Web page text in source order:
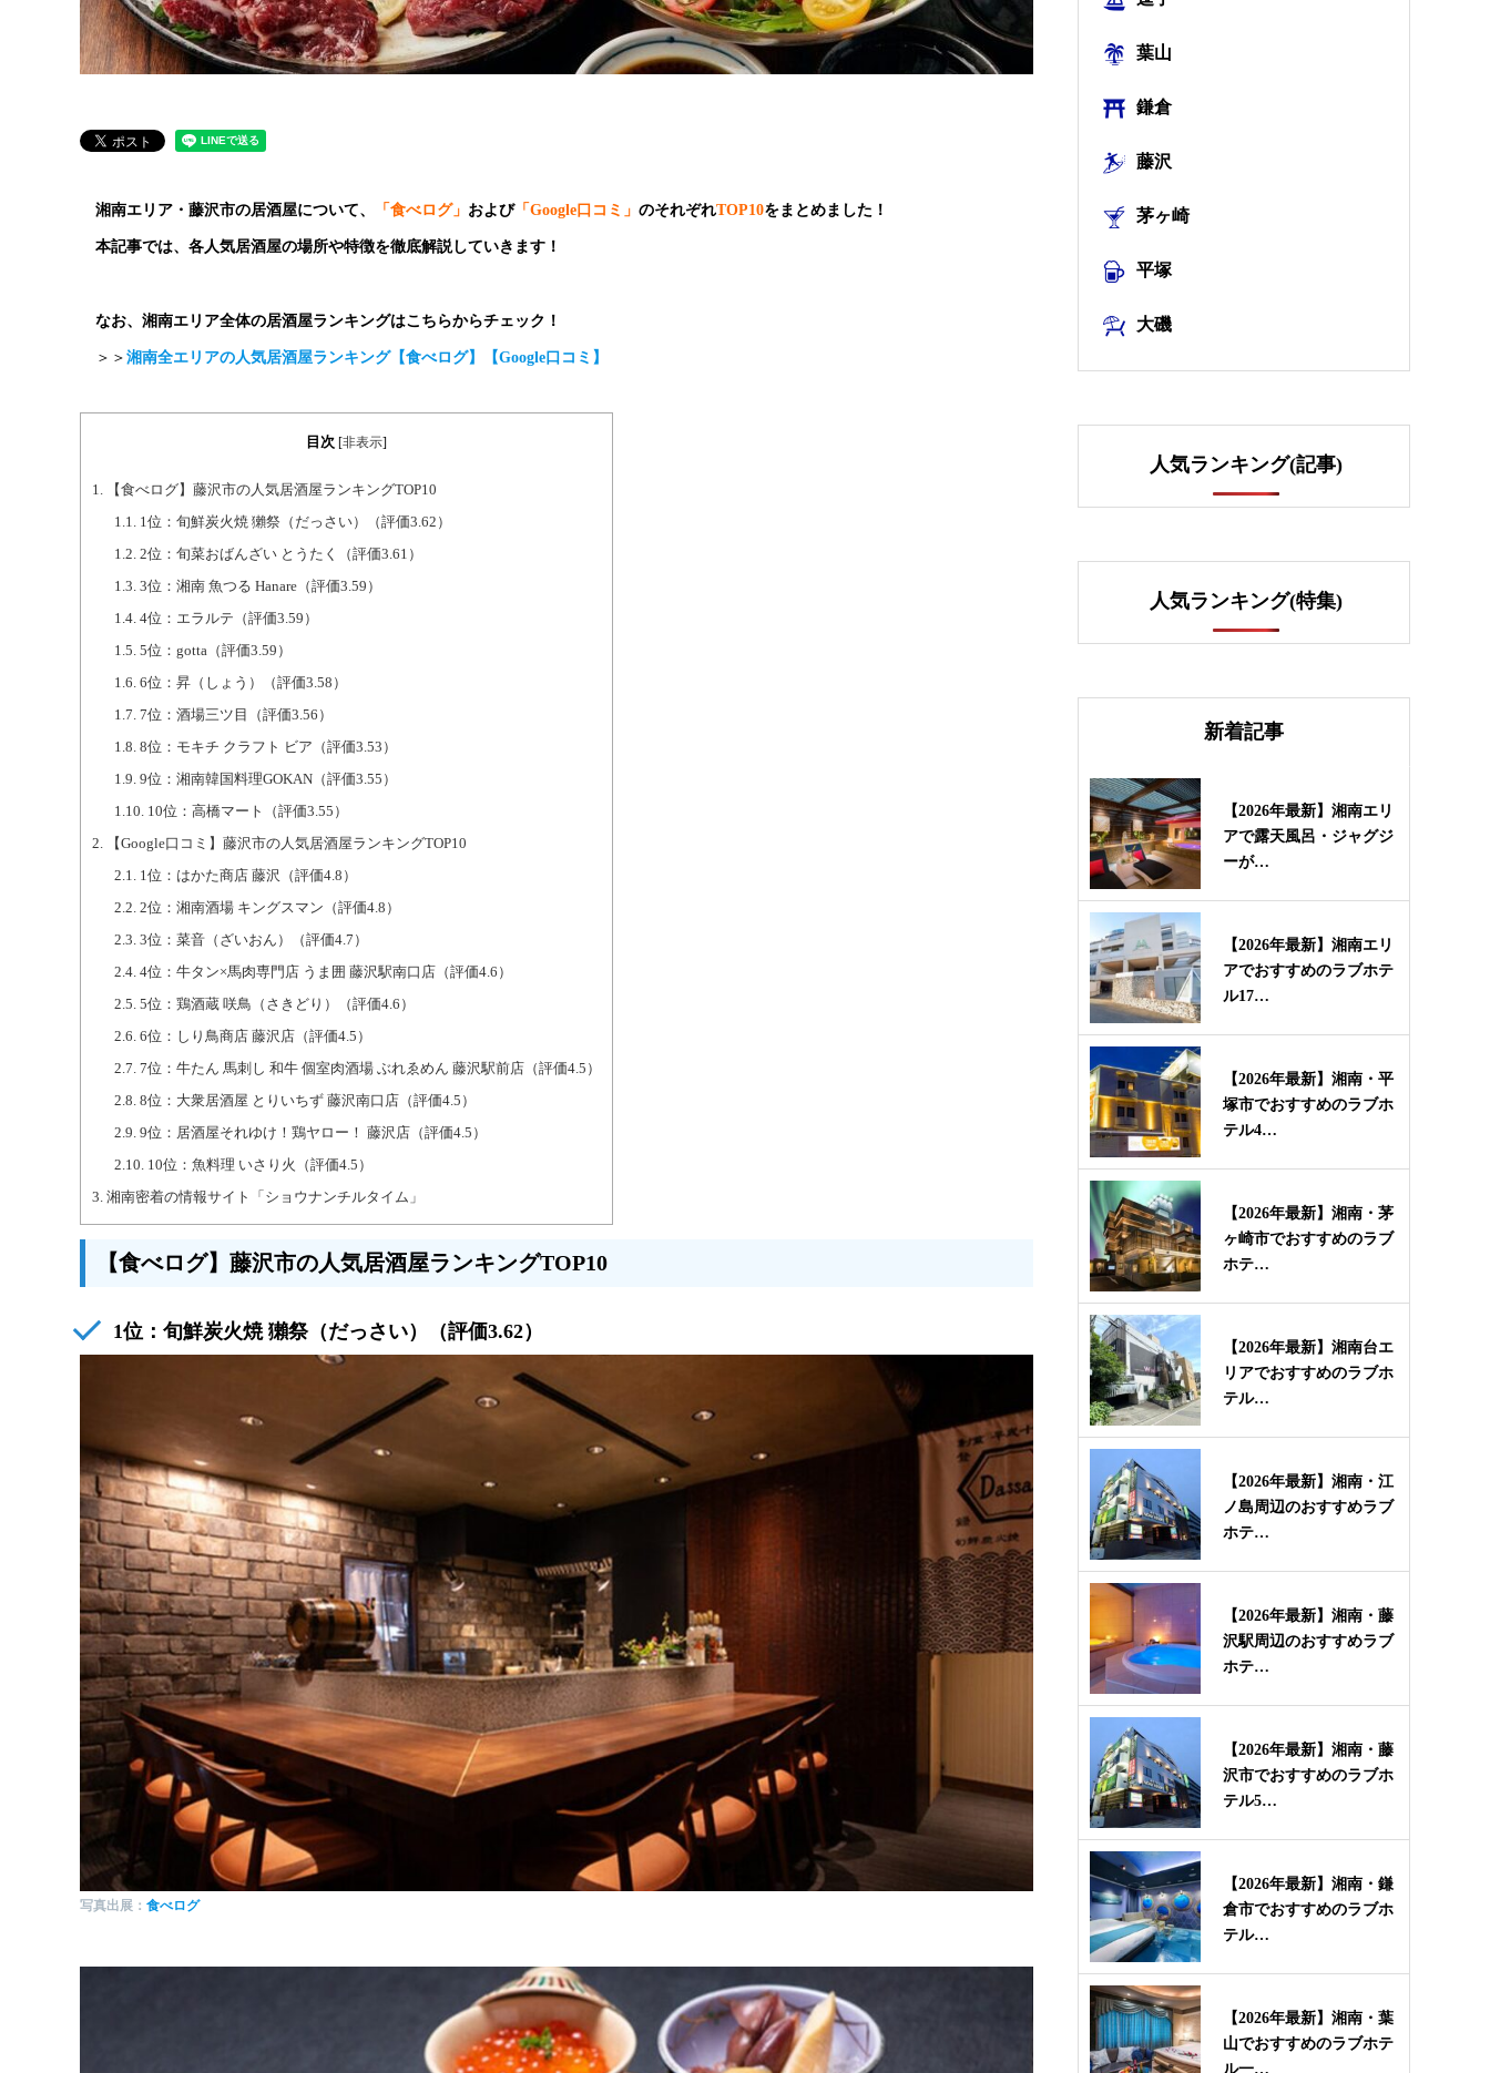
湘南エリア・藤沢市の居酒屋について、 「食べログ」 および「Google口コミ」 のそれぞれTOP10をまとめました！
本記事では、各人気居酒屋の場所や特徴を徹底解説していきます！
なお、湘南エリア全体の居酒屋ランキングはこちらからチェック！
＞＞ 湘南全エリアの人気居酒屋ランキング【食べログ】【Google口コミ】
目次 [非表示]
1. 【食べログ】藤沢市の人気居酒屋ランキングTOP10
1.1.1位：旬鮮炭火焼 獺祭（だっさい）（評価3.62）
1.2.2位：旬菜おばんざい とうたく（評価3.61）
1.3.3位：湘南 魚つる Hanare（評価3.59）
1.4.4位：エラルテ（評価3.59）
1.5.5位：gotta（評価3.59）
1.6.6位：昇（しょう）（評価3.58）
1.7.7位：酒場三ツ目（評価3.56）
1.8.8位：モキチ クラフト ビア（評価3.53）
1.9.9位：湘南韓国料理GOKAN（評価3.55）
1.10.10位：高橋マート（評価3.55）
2. 【Google口コミ】藤沢市の人気居酒屋ランキングTOP10
2.1.1位：はかた商店 藤沢（評価4.8）
2.2.2位：湘南酒場 キングスマン（評価4.8）
2.3.3位：菜音（ざいおん）（評価4.7）
2.4.4位：牛タン×馬肉専門店 うま囲 藤沢駅南口店（評価4.6）
2.5.5位：鶏酒蔵 咲鳥（さきどり）（評価4.6）
2.6.6位：しり鳥商店 藤沢店（評価4.5）
2.7.7位：牛たん 馬刺し 和牛 個室肉酒場 ぶれゑめん 藤沢駅前店（評価4.5）
2.8.8位：大衆居酒屋 とりいちず 藤沢南口店（評価4.5）
2.9.9位：居酒屋それゆけ！鶏ヤロー！ 藤沢店（評価4.5）
2.10.10位：魚料理 いさり火（評価4.5）
3. 湘南密着の情報サイト「ショウナンチルタイム」
【食べログ】藤沢市の人気居酒屋ランキングTOP10
1位：旬鮮炭火焼 獺祭（だっさい）（評価3.62）
写真出展： 食べログ
葉山
鎌倉
藤沢
茅ヶ崎
平塚
大磯
人気ランキング(記事)
人気ランキング(特集)
新着記事
【2026年最新】湘南エリ
アで露天風呂・ジャグジ
ーが…
【2026年最新】湘南エリ
アでおすすめのラブホテ
ル17…
【2026年最新】湘南・平
塚市でおすすめのラブホ
テル4…
【2026年最新】湘南・茅
ヶ崎市でおすすめのラブ
ホテ…
【2026年最新】湘南台エ
リアでおすすめのラブホ
テル…
【2026年最新】湘南・江
ノ島周辺のおすすめラブ
ホテ…
【2026年最新】湘南・藤
沢駅周辺のおすすめラブ
ホテ…
【2026年最新】湘南・藤
沢市でおすすめのラブホ
テル5…
【2026年最新】湘南・鎌
倉市でおすすめのラブホ
テル…
【2026年最新】湘南・葉
山でおすすめのラブホテ
ル一…